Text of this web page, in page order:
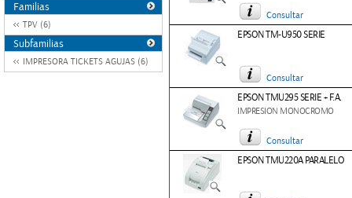
Familias
TPV (6)
Subfamilias
IMPRESORA TICKETS AGUJAS (6)
Consultar
EPSON TM-U950 SERIE
Consultar
EPSON TMU295 SERIE + F.A.
IMPRESION MONOCROMO
Consultar
EPSON TMU220A PARALELO